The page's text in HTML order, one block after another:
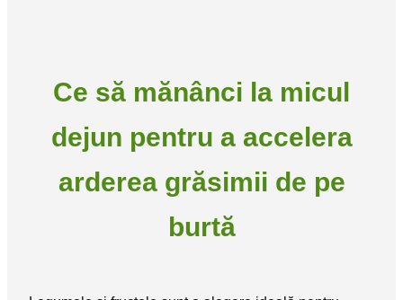
Ce să mănânci la micul
dejun pentru a accelera
arderea grăsimii de pe
burtă